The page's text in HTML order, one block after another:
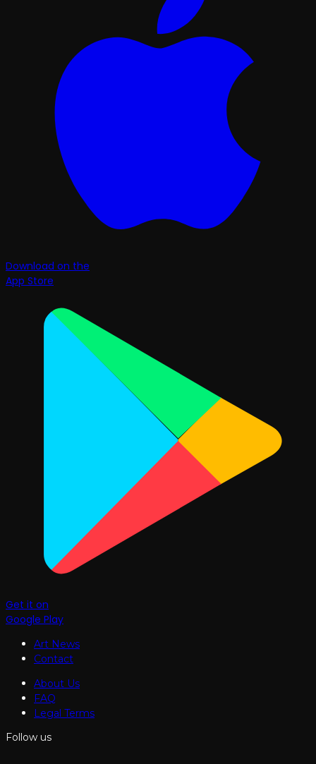
Download on the
App Store
Get it on
Google Play
Art News
Contact
About Us
FAQ
Legal Terms
Follow us